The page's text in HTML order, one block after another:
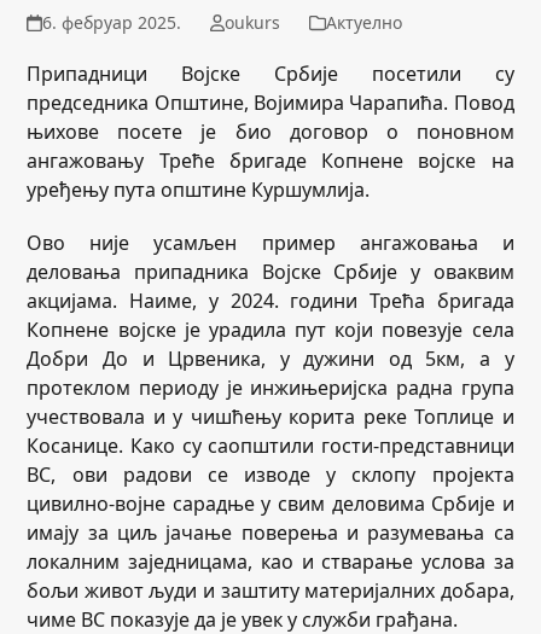
6. фебруар 2025. oukurs Актуелно
Припадници Војске Србије посетили су
председника Општине, Војимира Чарапића. Повод
њихове посете је био договор о поновном
ангажовању Треће бригаде Копнене војске на
уређењу пута општине Куршумлија.
Ово није усамљен пример ангажовања и
деловања припадника Војске Србије у оваквим
акцијама. Наиме, у 2024. години Трећа бригада
Копнене војске је урадила пут који повезује села
Добри До и Црвеника, у дужини од 5км, а у
протеклом периоду је инжињеријска радна група
учествовала и у чишћењу корита реке Топлице и
Косанице. Како су саопштили гости-представници
ВС, ови радови се изводе у склопу пројекта
цивилно-војне сарадње у свим деловима Србије и
имају за циљ јачање поверења и разумевања са
локалним заједницама, као и стварање услова за
бољи живот људи и заштиту материјалних добара,
чиме ВС показује да је увек у служби грађана.